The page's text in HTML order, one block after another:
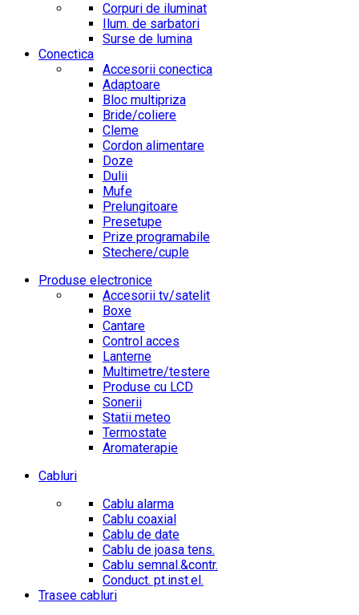
Corpuri de iluminat
Ilum. de sarbatori
Surse de lumina
Conectica
Accesorii conectica
Adaptoare
Bloc multipriza
Bride/coliere
Cleme
Cordon alimentare
Doze
Dulii
Mufe
Prelungitoare
Presetupe
Prize programabile
Stechere/cuple
Produse electronice
Accesorii tv/satelit
Boxe
Cantare
Control acces
Lanterne
Multimetre/testere
Produse cu LCD
Sonerii
Statii meteo
Termostate
Aromaterapie
Cabluri
Cablu alarma
Cablu coaxial
Cablu de date
Cablu de joasa tens.
Cablu semnal.&contr.
Conduct. pt.inst.el.
Trasee cabluri